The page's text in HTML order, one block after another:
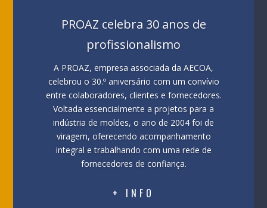
PROAZ celebra 30 anos de
profissionalismo
A PROAZ, empresa associada da AECOA,
celebrou o 30.º aniversário com um convívio
entre colaboradores, clientes e fornecedores.
Voltada essencialmente a projetos para a
indústria de moldes, o ano de 2004 foi de
viragem, oferecendo acompanhamento
integral e trabalhando com uma rede de
fornecedores de confiança.
+ INFO